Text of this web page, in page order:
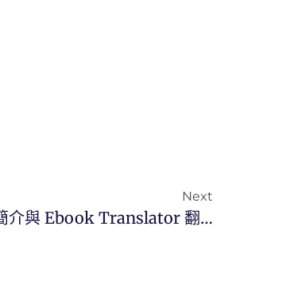
Next
數位閱讀的「瑞士刀」：Calibre 簡介與 Ebook Translator 翻譯外掛實戰指南